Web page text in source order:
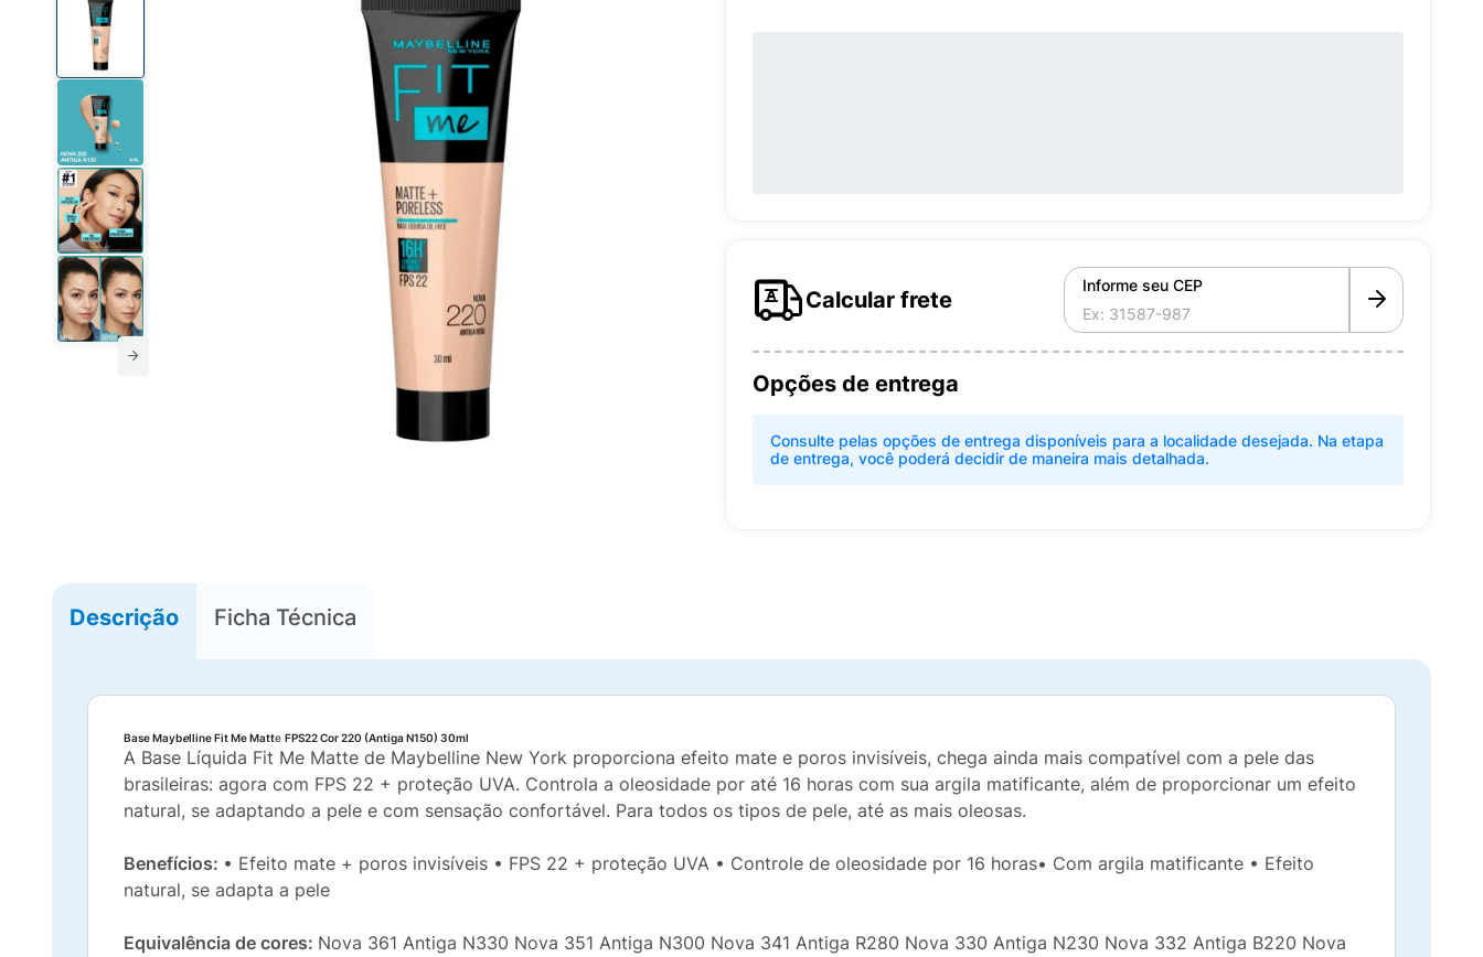
Calcular frete
Informe seu CEP
Opções de entrega
Consulte pelas opções de entrega disponíveis para a localidade desejada. Na etapa
de entrega, você poderá decidir de maneira mais detalhada.
Descrição Ficha Técnica
Base Maybelline Fit Me Matte FPS22 Cor 220 (Antiga N150) 30ml
A Base Líquida Fit Me Matte de Maybelline New York proporciona efeito mate e poros invisíveis, chega ainda mais compatível com a pele das
brasileiras: agora com FPS 22 + proteção UVA. Controla a oleosidade por até 16 horas com sua argila matificante, além de proporcionar um efeito
natural, se adaptando a pele e com sensação confortável. Para todos os tipos de pele, até as mais oleosas.
Benefícios: • Efeito mate + poros invisíveis • FPS 22 + proteção UVA • Controle de oleosidade por 16 horas• Com argila matificante • Efeito
natural, se adapta a pele
Equivalência de cores: Nova 361 Antiga N330 Nova 351 Antiga N300 Nova 341 Antiga R280 Nova 330 Antiga N230 Nova 332 Antiga B220 Nova